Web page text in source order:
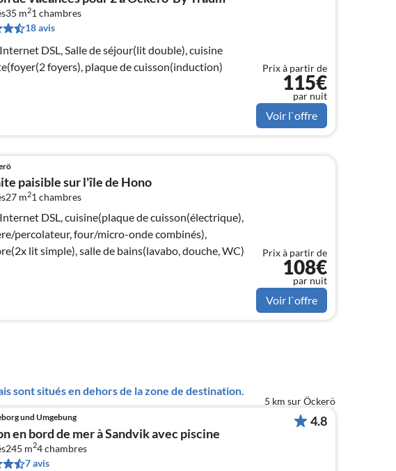
35 m21 chambres
18 avis
DSL, Salle de séjour(lit double), cuisine
foyers), plaque de cuisson(induction)
Prix à partir de
115€
par nuit
Voir l`offre
paisible sur l'île de Hono
27 m21chambres
DSL, cuisine(plaque de cuisson(électrique),
percolateur, four/micro-onde combinés),
lit simple), salle de bains(lavabo, douche, WC)
Prix à partir de
108€
par nuit
Voir l`offre
sont situés en dehors de la zone de destination.
5 km sur Öckerö
und Umgebung
en bord de mer à Sandvik avec piscine
245 m24chambres
7 avis
4.8